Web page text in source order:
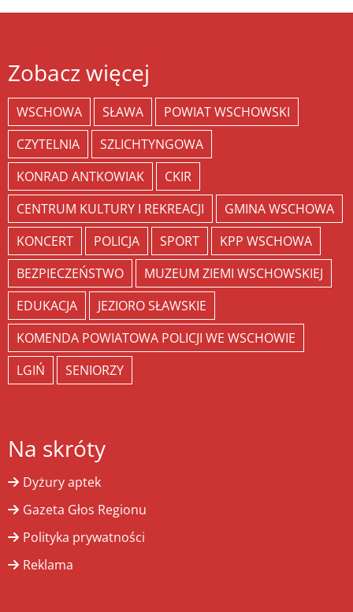
Zobacz więcej
WSCHOWA SŁAWA
POWIAT WSCHOWSKI
CZYTELNIA
SZLICHTYNGOWA
KONRAD ANTKOWIAK
CKIR
CENTRUM KULTURY I REKREACJI
GMINA WSCHOWA
KONCERT
POLICJA SPORT
KPP WSCHOWA
BEZPIECZEŃSTWO
MUZEUM ZIEMI WSCHOWSKIEJ
EDUKACJA
JEZIORO SŁAWSKIE
KOMENDA POWIATOWA POLICJI WE WSCHOWIE
LGIŃ
SENIORZY
Na skróty
Dyżury aptek
Gazeta Głos Regionu
Polityka prywatności
Reklama